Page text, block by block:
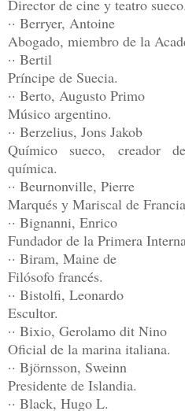
Director de cine y teatro sueco.
·· Berryer, Antoine
Abogado, miembro de la
·· Bertil
Príncipe de Suecia.
·· Berto, Augusto Primo
Músico argentino.
·· Berzelius, Jons Jakob
Químico sueco, creador
química.
·· Beurnonville, Pierre
Marqués y Mariscal de
·· Bignanni, Enrico
Fundador de la Primera
·· Biram, Maine de
Filósofo francés.
·· Bistolfi, Leonardo
Escultor.
·· Bixio, Gerolamo dit Nino
Oficial de la marina italiana.
·· Björnsson, Sweinn
Presidente de Islandia.
·· Black, Hugo L.